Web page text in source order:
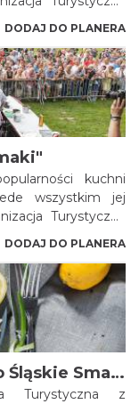
święto kuchni
organizowany za
co dalej
i tym samym
regionu.
DODAJ DO PLANERA
kuchni
wszystkim jej
Turystyczna
święto kuchni
potraw miało stać
do odwiedzenia
DODAJ DO PLANERA
Dołącz do Szlaku Kulinarnego Śląskie Smaki!
Turystyczna z